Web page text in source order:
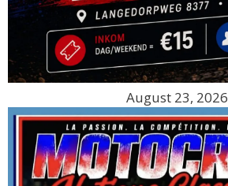
August 23, 2026